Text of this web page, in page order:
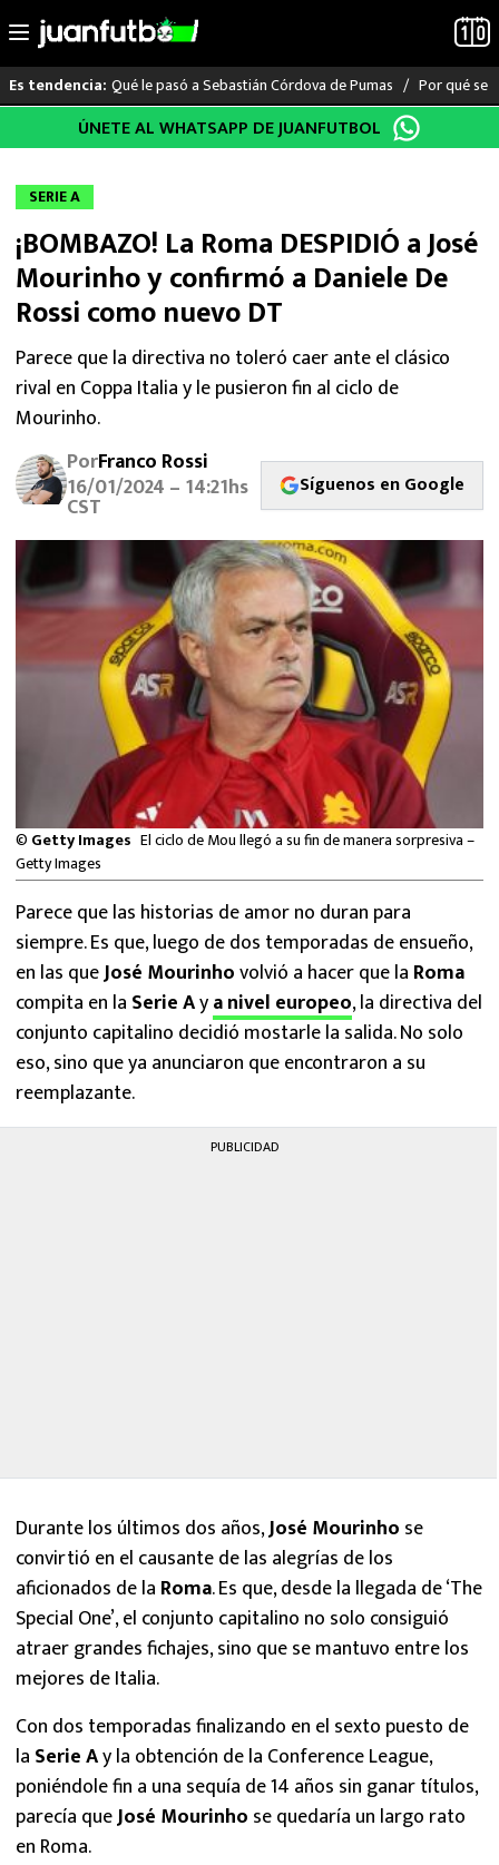
al
Es tendencia: Qué le pasó a Sebastián Córdova de Pumas Por qué se
LO ÚLTIMO
LIGA MX
RAYADOS
PUMAS
ATLANTE
SELECCIÓN MEXICANA
FUTBOL INTERNACIONAL
MEXICANOS EN EL EXTRANJERO
FUTBOL ESTUFA
FÓRMULA 1
BOXEO
ÚNETE AL WHATSAPP DE JUANFUTBOL
SERIE A
¡BOMBAZO! La Roma DESPIDIÓ a José
Mourinho y confirmó a Daniele De
Rossi como nuevo DT
Parece que la directiva no toleró caer ante el clásico
rival en Coppa Italia y le pusieron fin al ciclo de
Mourinho.
PorFranco Rossi
16/01/2024 – 14:21hs
CST
Síguenos en Google
© Getty Images El ciclo de Mou llegó a su fin de manera sorpresiva –
Getty Images
Parece que las historias de amor no duran para
siempre. Es que, luego de dos temporadas de ensueño,
en las queJosé Mourinhovolvió a hacer que la Roma
compita en la Serie Aya nivel europeo, la directiva del
conjunto capitalino decidió mostarle la salida. No solo
eso, sino que ya anunciaron que encontraron a su
reemplazante.
PUBLICIDAD
Durante los últimos dos años,José Mourinho se
convirtió en el causante de las alegrías de los
aficionados de la Roma. Es que, desde la llegada de ‘The
Special One’, el conjunto capitalino no solo consiguió
atraer grandes fichajes, sino que se mantuvo entre los
mejores de Italia.
Con dos temporadas finalizando en el sexto puesto de
la Serie Ay la obtención de la Conference League,
poniéndole fin a una sequía de 14 años sin ganar títulos,
parecía queJosé Mourinho se quedaría un largo rato
en Roma.